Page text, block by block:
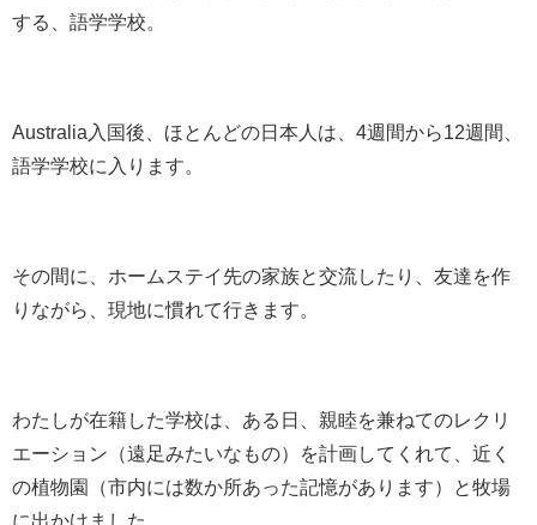
する、語学学校。
Australia入国後、ほとんどの日本人は、4週間から12週間、
語学学校に入ります。
その間に、ホームステイ先の家族と交流したり、友達を作
りながら、現地に慣れて行きます。
わたしが在籍した学校は、ある日、親睦を兼ねてのレクリ
エーション（遠足みたいなもの）を計画してくれて、近く
の植物園（市内には数か所あった記憶があります）と牧場
に出かけました。